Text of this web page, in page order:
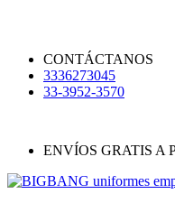
CONTÁCTANOS
3336273045
33-3952-3570
ENVÍOS GRATIS A